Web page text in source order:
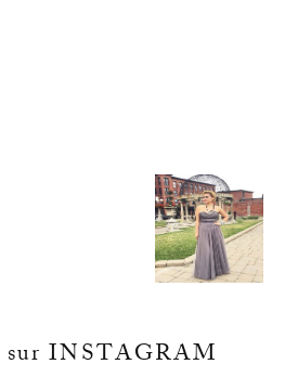
sur INSTAGRAM